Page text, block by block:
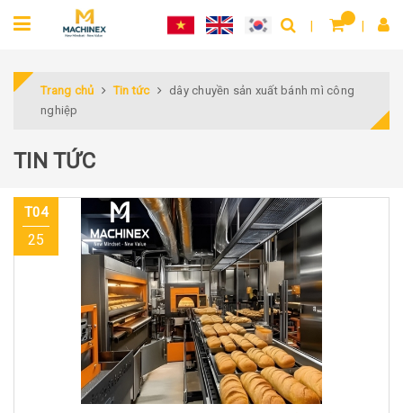
Trang chủ Tin tức
dây chuyền sản xuất bánh mì công
nghiệp
TIN TỨC
T04
25